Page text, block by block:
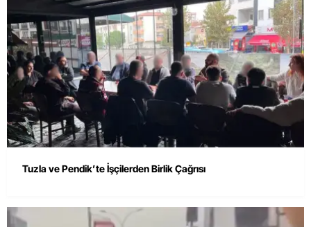
Tuzla ve Pendik’te İşçilerden Birlik Çağrısı